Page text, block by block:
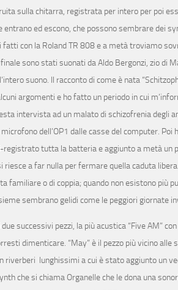
sulla chitarra, registrata per intero per poi
ed escono, che possono sembrare dei
con la Roland TR 808 e a metà troviamo
sono stati suonati da Aldo Bergonzi, zio di
suono. Il racconto di come è nata
argomenti e ho fatto un periodo in cui
intervista ad un malato di schizofrenia degli
dell’OP1 dalle casse del computer. Poi
tutta la batteria e aggiunto a metà
a far nulla per fermare quella caduta
o di coppia; quando non esistono più
sembrano gelidi come le peggiori giornate
successivi pezzi, la più acustica “Five AM”
dimenticare. “May” è il pezzo più vicino
lunghissimi a cui è stato aggiunto un
che si chiama Organelle che le dona una